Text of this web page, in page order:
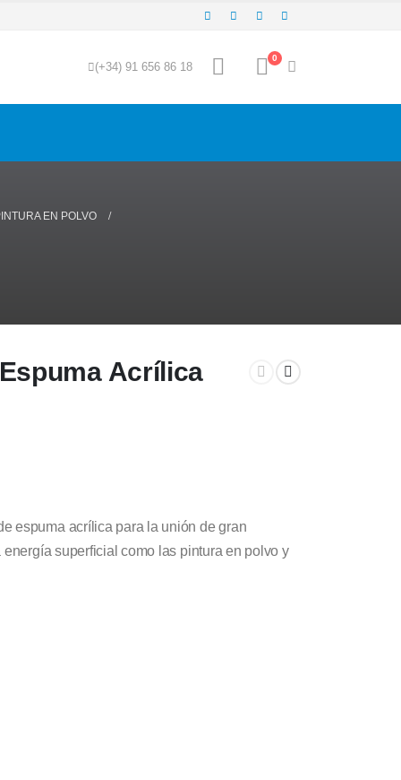
(+34) 91 656 86 18
0
EN POLVO
Acrílica
espuma acrílica para la unión de gran
superficial como las pintura en polvo y